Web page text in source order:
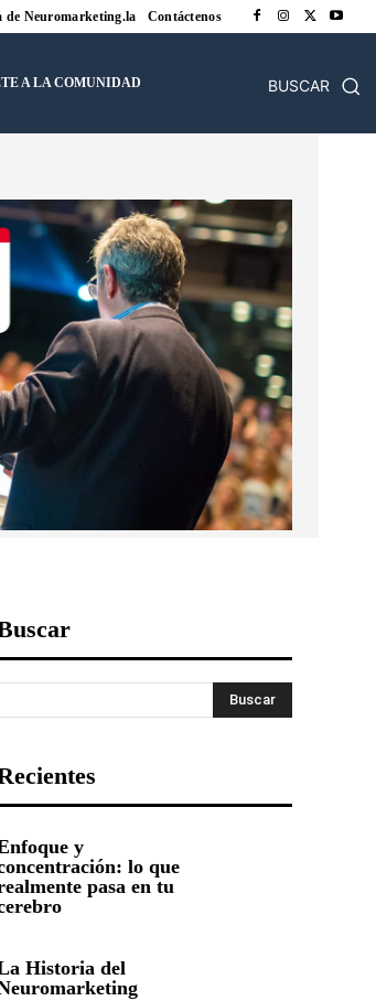
de Neuromarketing.la Contáctenos
A LA COMUNIDAD BUSCAR
Buscar
y
lo que
pasa en tu
Historia del